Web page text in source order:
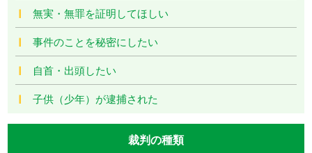
無実・無罪を証明してほしい
事件のことを秘密にしたい
自首・出頭したい
子供（少年）が逮捕された
裁判の種類